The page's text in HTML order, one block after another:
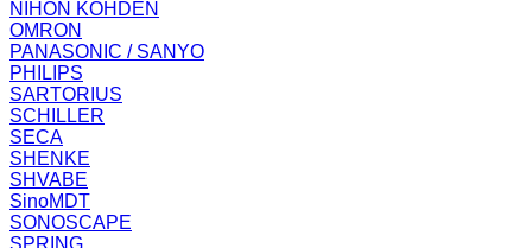
NIHON KOHDEN
OMRON
PANASONIC / SANYO
PHILIPS
SARTORIUS
SCHILLER
SECA
SHENKE
SHVABE
SinoMDT
SONOSCAPE
SPRING